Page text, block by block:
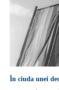
În ciuda unei